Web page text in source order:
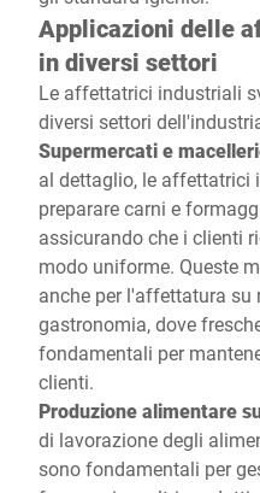
Applicazioni delle
in diversi settori
Le affettatrici industriali
diversi settori
Supermercati e
al dettaglio, le affettatrici
preparare carni e
assicurando che i clienti
modo uniforme. Queste
anche per l'affettatura su
gastronomia, dove
fondamentali per
clienti.
Produzione alimentare
di lavorazione degli
sono fondamentali per